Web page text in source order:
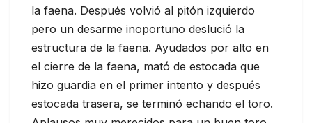
la faena. Después volvió al pitón izquierdo
pero un desarme inoportuno deslució la
estructura de la faena. Ayudados por alto en
el cierre de la faena, mató de estocada que
hizo guardia en el primer intento y después
estocada trasera, se terminó echando el toro.